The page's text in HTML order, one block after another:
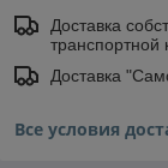
Доставка
транспортной
Доставка
Все условия